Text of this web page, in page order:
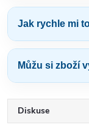
V praxi vychází
podle tloušťky
Jak rychle mi
Objednávky
nejdřív a často
Můžu si zboží
s prodejnou a
Diskuse